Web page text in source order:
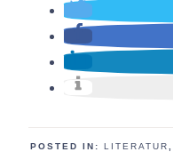
POSTED IN: LITERATUR